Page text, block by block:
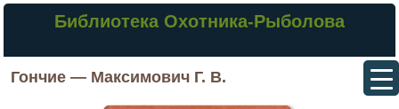
Библиотека Охотника-Рыболова
Гончие — Максимович Г. В.